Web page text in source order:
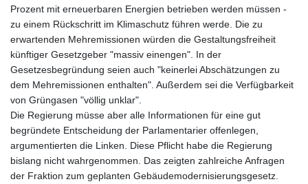
Prozent mit erneuerbaren Energien betrieben werden müssen -
zu einem Rückschritt im Klimaschutz führen werde. Die zu
erwartenden Mehremissionen würden die Gestaltungsfreiheit
künftiger Gesetzgeber "massiv einengen". In der
Gesetzesbegründung seien auch "keinerlei Abschätzungen zu
dem Mehremissionen enthalten". Außerdem sei die Verfügbarkeit
von Grüngasen "völlig unklar".
Die Regierung müsse aber alle Informationen für eine gut
begründete Entscheidung der Parlamentarier offenlegen,
argumentierten die Linken. Diese Pflicht habe die Regierung
bislang nicht wahrgenommen. Das zeigten zahlreiche Anfragen
der Fraktion zum geplanten Gebäudemodernisierungsgesetz.